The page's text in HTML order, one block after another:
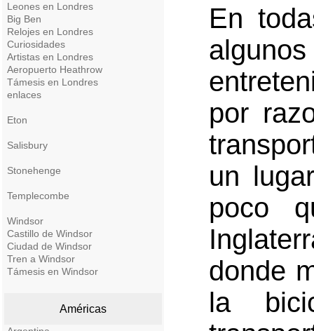
Leones en Londres
Big Ben
Relojes en Londres
Curiosidades
Artistas en Londres
Aeropuerto Heathrow
Támesis en Londres
enlaces
Eton
Salisbury
Stonehenge
Templecombe
Windsor
Castillo de Windsor
Ciudad de Windsor
Tren a Windsor
Támesis en Windsor
Américas
En
por
un
poco
donde
la